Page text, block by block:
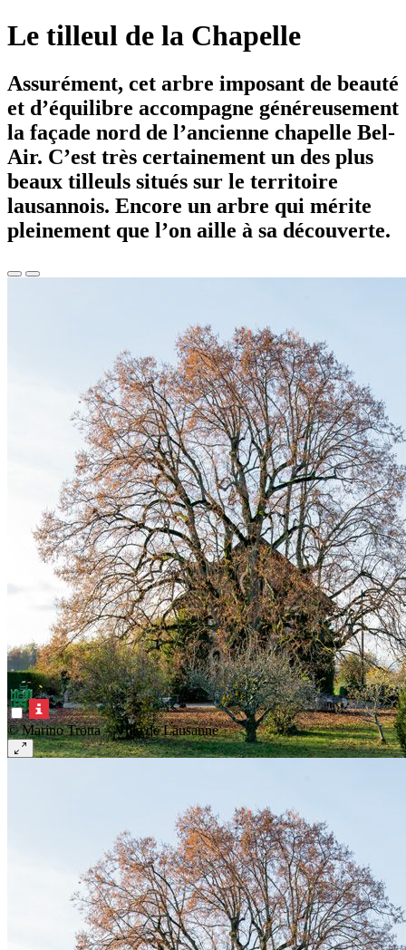
Le tilleul de la Chapelle
Assurément, cet arbre imposant de beauté
et d’équilibre accompagne généreusement
la façade nord de l’ancienne chapelle Bel-
Air. C’est très certainement un des plus
beaux tilleuls situés sur le territoire
lausannois. Encore un arbre qui mérite
pleinement que l’on aille à sa découverte.
© Marino Trotta – Ville de Lausanne